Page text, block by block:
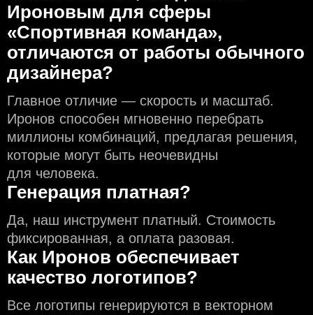
Ироновым для сферы
«Спортивная команда»,
отличаются от работы обычного
дизайнера?
Главное отличие — скорость и масштаб.
Иронов способен мгновенно перебрать
миллионы комбинаций, предлагая решения,
которые могут быть неочевидны
для человека.
Генерация платная?
Да, наш инструмент платный. Стоимость
фиксированная, а оплата разовая.
Как Иронов обеспечивает
качество логотипов?
Все логотипы генерируются в векторном